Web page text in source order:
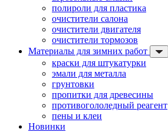
полироли для пластика
очистители салона
очистители двигателя
очистители тормозов
Материалы для зимних работ
краски для штукатурки
эмали для металла
грунтовки
пропитки для древесины
противогололедный реагент
пены и клеи
Новинки